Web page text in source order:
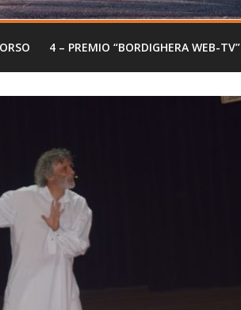
4 – PREMIO “BORDIGHERA WEB-TV”